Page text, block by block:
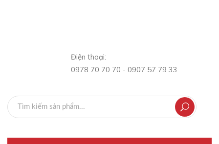
Điện thoại:
0978 70 70 70 - 0907 57 79 33